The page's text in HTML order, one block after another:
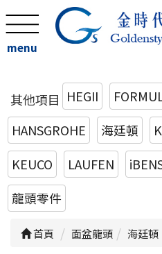
menu
其他項目 HEGII
HANSGROHE
海廷頓
KEUCO
LAUFEN
龍頭零件
首頁 面盆龍頭 海廷頓